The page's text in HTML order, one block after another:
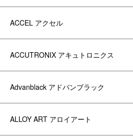
ACCEL アクセル
ACCUTRONIX アキュトロニクス
Advanblack アドバンブラック
ALLOY ART アロイアート